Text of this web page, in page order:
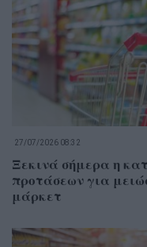
27/07/2026 08:32
Ξεκινά σήμερα η
προτάσεων για
μάρκετ